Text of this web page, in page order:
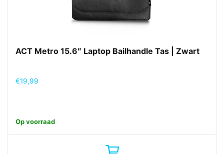
ACT Metro 15.6″ Laptop Bailhandle Tas | Zwart
€19,99
Op voorraad